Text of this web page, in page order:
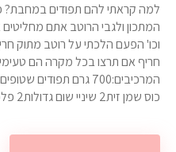
למה קראתי להם תפודים במחבת?
המתכון ולגבי הרוטב אתם
וכו' הפעם הלכתי על רוטב מתוק
חריף אם תרצו בכל מקרה הם
כוס שמן זית2 שיניי שום גדולות2 פלפל שאטה יבש/צ'ילי…